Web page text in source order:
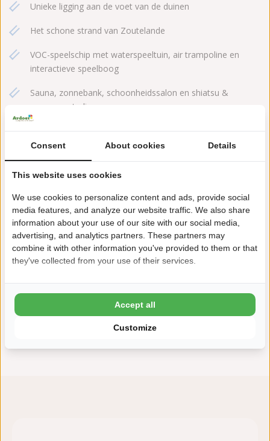
Unieke ligging aan de voet van de duinen
Het schone strand van Zoutelande
VOC-speelschip met waterspeeltuin, air trampoline en
interactieve speelboog
Sauna, zonnebank, schoonheidssalon en shiatsu &
massage studio
Restaurant met oog voor detail
Mijn account
Veel gestelde vragen
Algemene voorwaarden
Privacy Policy
Consent About cookies Details
This website uses cookies
We use cookies to personalize content and ads, provide social
media features, and analyze our website traffic. We also share
information about your use of our site with our social media,
advertising, and analytics partners. These partners may
combine it with other information you've provided to them or that
they've collected from your use of their services.
Customize
Accept all